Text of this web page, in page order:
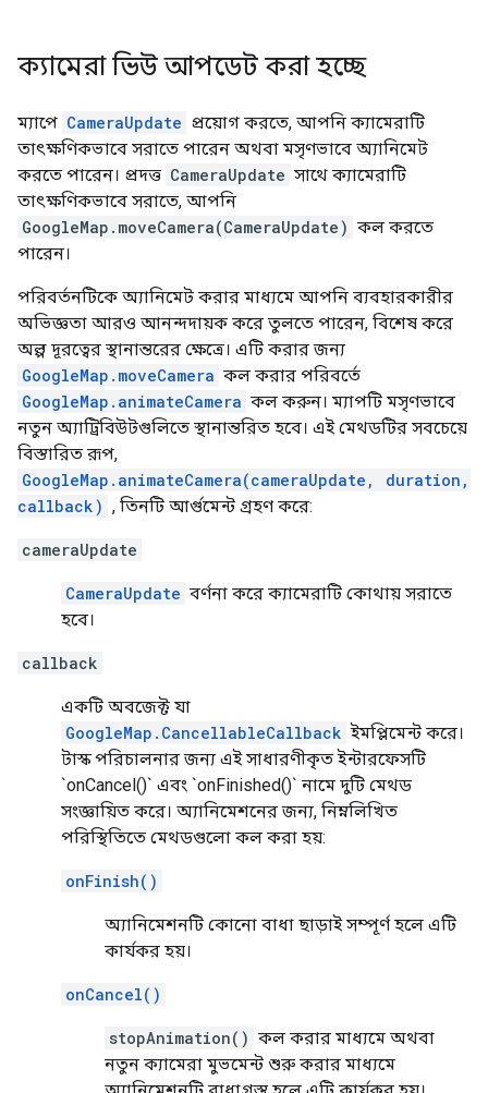
ক্যামেরা ভিউ আপডেট করা হচ্ছে
ম্যাপে CameraUpdate প্রয়োগ করতে, আপনি ক্যামেরাটি
তাৎক্ষণিকভাবে সরাতে পারেন অথবা মসৃণভাবে অ্যানিমেট
করতে পারেন। প্রদত্ত CameraUpdate সাথে ক্যামেরাটি
তাৎক্ষণিকভাবে সরাতে, আপনি
GoogleMap.moveCamera(CameraUpdate) কল করতে
পারেন।
পরিবর্তনটিকে অ্যানিমেট করার মাধ্যমে আপনি ব্যবহারকারীর
অভিজ্ঞতা আরও আনন্দদায়ক করে তুলতে পারেন, বিশেষ করে
অল্প দূরত্বের স্থানান্তরের ক্ষেত্রে। এটি করার জন্য
GoogleMap.moveCamera কল করার পরিবর্তে
GoogleMap.animateCamera কল করুন। ম্যাপটি মসৃণভাবে
নতুন অ্যাট্রিবিউটগুলিতে স্থানান্তরিত হবে। এই মেথডটির সবচেয়ে
বিস্তারিত রূপ,
GoogleMap.animateCamera(cameraUpdate, duration,
callback) , তিনটি আর্গুমেন্ট গ্রহণ করে:
cameraUpdate
CameraUpdate বর্ণনা করে ক্যামেরাটি কোথায় সরাতে
হবে।
callback
একটি অবজেক্ট যা
GoogleMap.CancellableCallback ইমপ্লিমেন্ট করে।
টাস্ক পরিচালনার জন্য এই সাধারণীকৃত ইন্টারফেসটি
`onCancel()` এবং `onFinished()` নামে দুটি মেথড
সংজ্ঞায়িত করে। অ্যানিমেশনের জন্য, নিম্নলিখিত
পরিস্থিতিতে মেথডগুলো কল করা হয়:
onFinish()
অ্যানিমেশনটি কোনো বাধা ছাড়াই সম্পূর্ণ হলে এটি
কার্যকর হয়।
onCancel()
stopAnimation() কল করার মাধ্যমে অথবা
নতুন ক্যামেরা মুভমেন্ট শুরু করার মাধ্যমে